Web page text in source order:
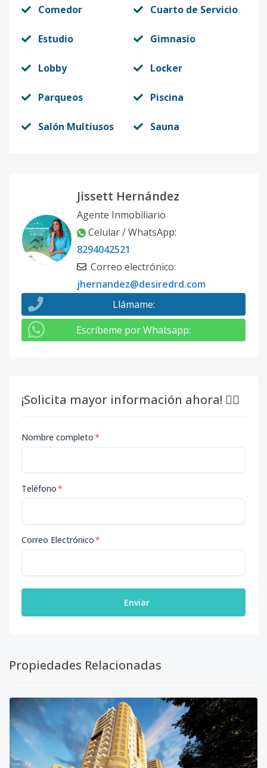
Comedor Cuarto de Servicio
Estudio Gimnasio
Lobby Locker
Parqueos Piscina
Salón Multiusos Sauna
Jissett Hernández
Agente Inmobiliario
Celular / WhatsApp:
8294042521
Correo electrónico:
jhernandez@desiredrd.com
Llámame:
Escribeme por Whatsapp:
¡Solicita mayor información ahora! 👇🏽
Nombre completo*
Teléfono*
Correo Electrónico*
Enviar
Propiedades Relacionadas